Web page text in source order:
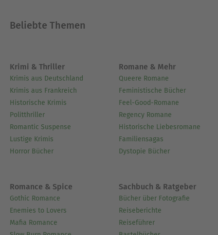
herzzerreißende Momente gibt!“
Julie Houston ist die Autorin von dreizehn
Romanen, die in und um das fiktive Dorf
Westenbury in West Yorkshire, Großbrittanien
spielen. Ihre Romane waren Kindle-Bestseller,
teilweise fast über ein Jahr auf der Kindle-Top-
100-Bestsellerliste, auch das siebtmeistgelesene
britische Belletristik-E-Book des Jahres und ein
Kindle-Top-5-Bestseller. Julie ist in Yorkshire
Ihre Romane wurden weltweit 500.000 Mal
verkauft, sie sind auch in Dänemark, Ungarn und
Deutschland erschienen.
Ausblenden
Beliebte Themen
Krimi & Thriller
Krimis aus Deutschland
Krimis aus Frankreich
Historische Krimis
Politthriller
Romantic Suspense
Lustige Krimis
Horror Bücher
Romane & Mehr
Queere Romane
Feministische Bücher
Feel-Good-Romane
Regency Romane
Historische Liebesromane
Familiensagas
Dystopie Bücher
Romance & Spice
Gothic Romance
Enemies to Lovers
Mafia Romance
Sachbuch & Ratgeber
Bücher über Fotografie
Reiseberichte
Reiseführer